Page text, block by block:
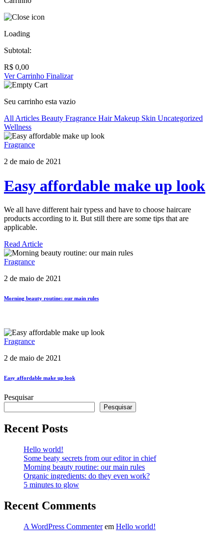
Loading
Subtotal:
R$ 0,00
Ver Carrinho Finalizar
Seu carrinho esta vazio
All Articles Beauty Fragrance HairMakeup Skin Uncategorized
Wellness
Fragrance
2 de maio de 2021
Easy affordable make up look
We all have different hair typess and have to choose haircare
products according to it. But still there are some tips that are
applicable.
Read Article
Fragrance
2 de maio de 2021
Morning beauty routine: our main rules
Fragrance
2 de maio de 2021
Easy affordable make up look
Pesquisar
Pesquisar
Recent Posts
Hello world!
Some beaty secrets from our editor in chief
Morning beauty routine: our main rules
Organic ingredients: do they even work?
5 minutes to glow
Recent Comments
A WordPress Commenterem Hello world!